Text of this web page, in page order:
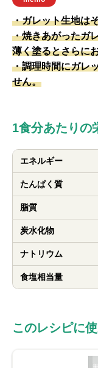
・ガレット生地は
・焼きあがったガ
薄く塗るとさらに
・調理時間にガレ
せん。
1食分あたりの
エネルギー
たんぱく質
脂質
炭水化物
ナトリウム
食塩相当量
このレシピに